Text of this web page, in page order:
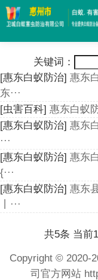
关键词：
[惠东白蚁防治] 惠东
东···
[虫害百科] 惠东白蚁
[惠东白蚁防治] 惠东
···
[惠东白蚁防治] 惠东
{···
[惠东白蚁防治] 惠东
丨···
共5条 当前
Copyright © 2020-
司官方网站